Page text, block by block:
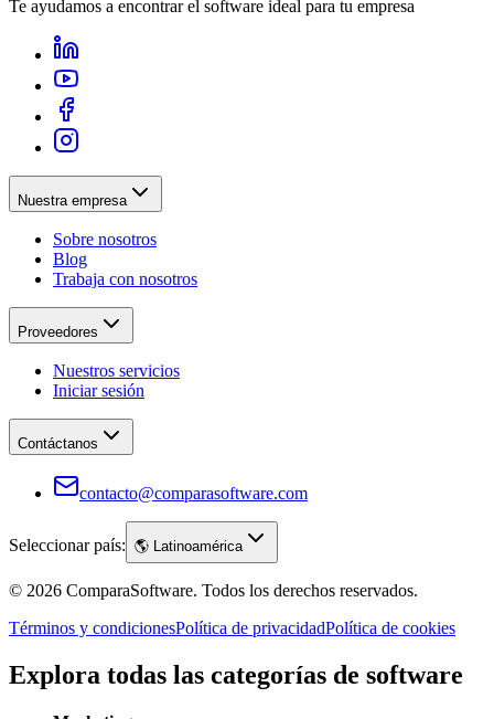
Te ayudamos a encontrar el software ideal para tu empresa
Nuestra empresa
Sobre nosotros
Blog
Trabaja con nosotros
Proveedores
Nuestros servicios
Iniciar sesión
Contáctanos
contacto@comparasoftware.com
Seleccionar país: 🌎 Latinoamérica
© 2026 ComparaSoftware. Todos los derechos reservados.
Términos y condicionesPolítica de privacidadPolítica de cookies
Explora todas las categorías de software